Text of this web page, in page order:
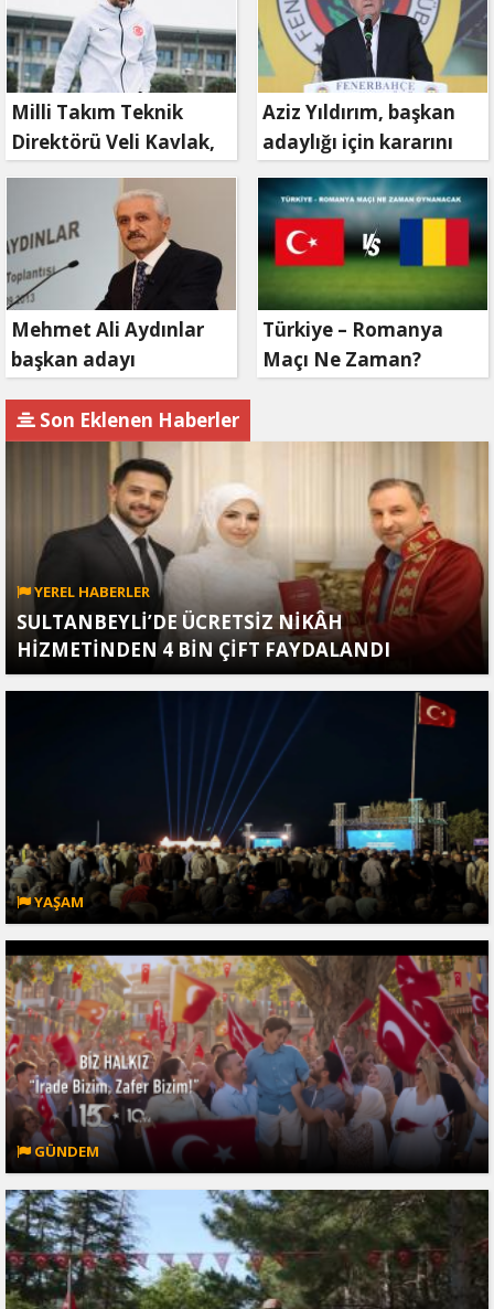
Milli Takım Teknik
Direktörü Veli Kavlak,
görevinden ayrıldı
Aziz Yıldırım, başkan
adaylığı için kararını
verdi
Mehmet Ali Aydınlar
başkan adayı
Türkiye – Romanya
Maçı Ne Zaman?
Son Eklenen Haberler
YEREL HABERLER
SULTANBEYLİ’DE ÜCRETSİZ NİKÂH
HİZMETİNDEN 4 BİN ÇİFT FAYDALANDI
YAŞAM
GÜNDEM